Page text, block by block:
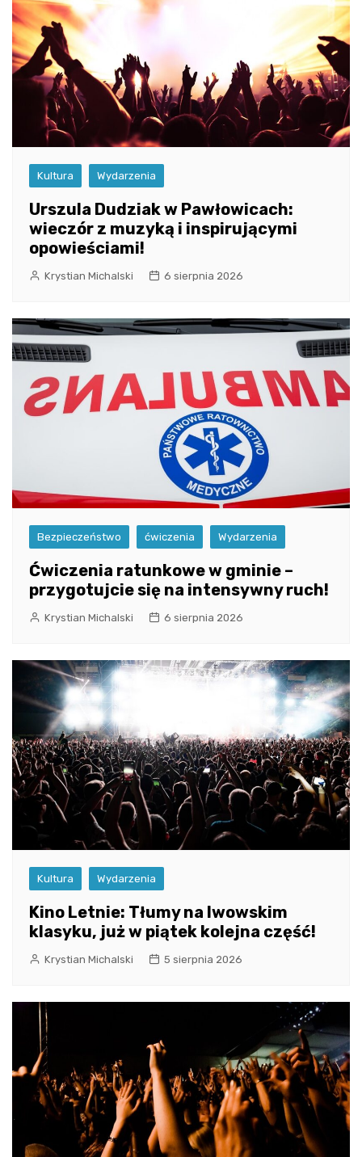
Kultura Wydarzenia
Urszula Dudziak w Pawłowicach:
wieczór z muzyką i inspirującymi
opowieściami!
Krystian Michalski 6 sierpnia 2026
Bezpieczeństwo ćwiczenia Wydarzenia
Ćwiczenia ratunkowe w gminie –
przygotujcie się na intensywny ruch!
Krystian Michalski 6 sierpnia 2026
Kultura Wydarzenia
Kino Letnie: Tłumy na lwowskim
klasyku, już w piątek kolejna część!
Krystian Michalski 5 sierpnia 2026